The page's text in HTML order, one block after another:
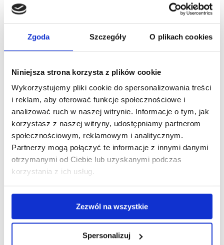
Zgoda Szczegóły O plikach cookies
Niniejsza strona korzysta z plików cookie
Wykorzystujemy pliki cookie do spersonalizowania treści
i reklam, aby oferować funkcje społecznościowe i
analizować ruch w naszej witrynie. Informacje o tym, jak
korzystasz z naszej witryny, udostępniamy partnerom
społecznościowym, reklamowym i analitycznym.
Partnerzy mogą połączyć te informacje z innymi danymi
otrzymanymi od Ciebie lub uzyskanymi podczas
korzystania z ich usług.
Zezwól na wszystkie
Spersonalizuj